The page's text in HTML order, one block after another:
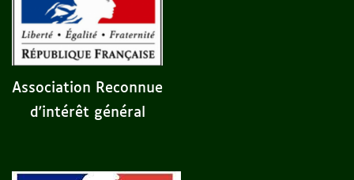
Association Reconnue
d'intérêt général